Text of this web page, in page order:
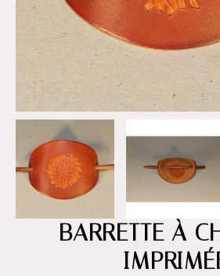
BARRETTE À